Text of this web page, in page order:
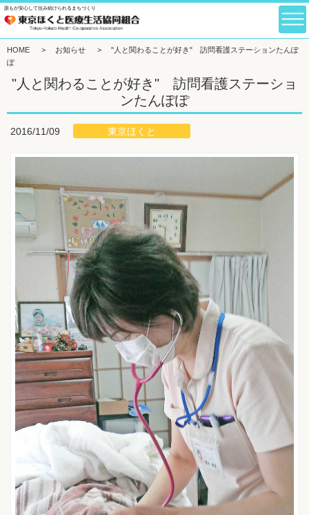
誰もが安心して住み続けられるまちづくり
HOME > お知らせ >
"人と関わることが好き" 訪問看護ステーションたんぽ
ぽ
"人と関わることが好き" 訪問看護ステーショ
ンたんぽぽ
2016/11/09 東京ほくと